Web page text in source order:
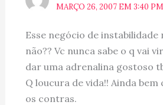
MARÇO 26, 2007 EM 3:40 PM
Esse negócio de instabilidade
não?? Vc nunca sabe o q vai
dar uma adrenalina gostoso
Q loucura de vida!! Ainda bem
os contras.